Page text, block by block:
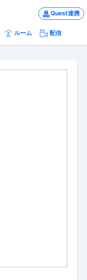
Quest連携
ルーム 配信